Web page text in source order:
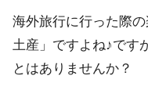
海外旅行に行った際
土産」ですよね♪です
とはありませんか？